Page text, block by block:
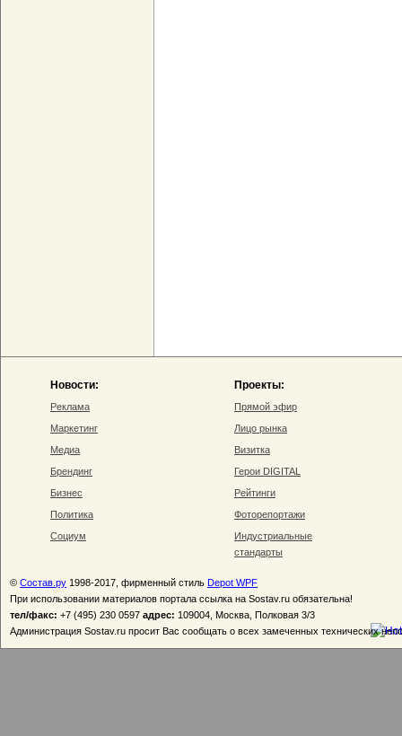
Новости:
Реклама
Маркетинг
Медиа
Брендинг
Бизнес
Политика
Социум
Проекты:
Прямой эфир
Лицо рынка
Визитка
Герои DIGITAL
Рейтинги
Фоторепортажи
Индустриальные
стандарты
© Состав.ру 1998-2017, фирменный стиль Depot WPF
При использовании материалов портала ссылка на Sostav.ru обязательна!
тел/факс: +7 (495) 230 0597 адрес: 109004, Москва, Полковая 3/3
Администрация Sostav.ru просит Вас сообщать о всех замеченных технических